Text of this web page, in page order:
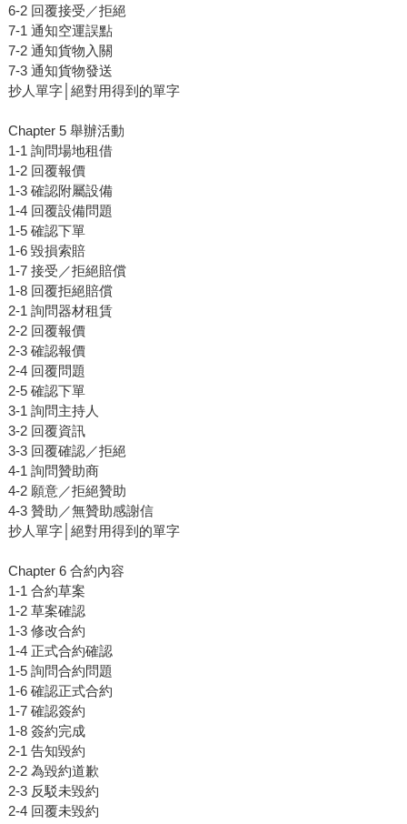
6-2 回覆接受／拒絕
7-1 通知空運誤點
7-2 通知貨物入關
7-3 通知貨物發送
抄人單字│絕對用得到的單字
Chapter 5 舉辦活動
1-1 詢問場地租借
1-2 回覆報價
1-3 確認附屬設備
1-4 回覆設備問題
1-5 確認下單
1-6 毀損索賠
1-7 接受／拒絕賠償
1-8 回覆拒絕賠償
2-1 詢問器材租賃
2-2 回覆報價
2-3 確認報價
2-4 回覆問題
2-5 確認下單
3-1 詢問主持人
3-2 回覆資訊
3-3 回覆確認／拒絕
4-1 詢問贊助商
4-2 願意／拒絕贊助
4-3 贊助／無贊助感謝信
抄人單字│絕對用得到的單字
Chapter 6 合約內容
1-1 合約草案
1-2 草案確認
1-3 修改合約
1-4 正式合約確認
1-5 詢問合約問題
1-6 確認正式合約
1-7 確認簽約
1-8 簽約完成
2-1 告知毀約
2-2 為毀約道歉
2-3 反駁未毀約
2-4 回覆未毀約